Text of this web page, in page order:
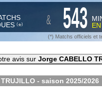
(*) & 543
(*) Matchs officiels et
avis sur Jorge CABELLO
- saison 2025/2026